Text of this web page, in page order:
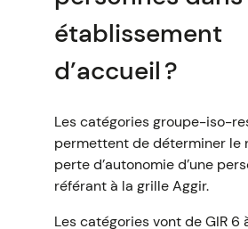
établissement
d’accueil ?
Les catégories groupe-iso-
permettent de déterminer le
perte d’autonomie d’une
référant à la grille Aggir.
Les catégories vont de GIR 6